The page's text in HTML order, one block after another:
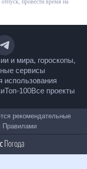
тех, кто
время на свежем
и мира,
сервисы
использования
с